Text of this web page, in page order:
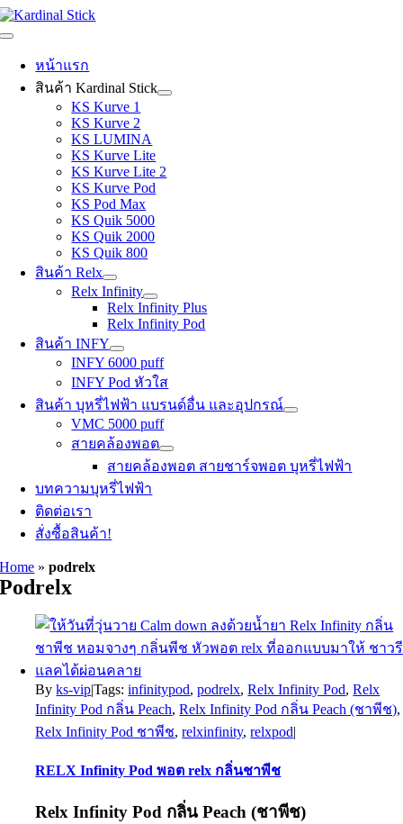
Skip
to
Toggle
Navigation
หน้าแรก
สินค้า Kardinal Stick
KS Kurve 1
KS Kurve 2
KS LUMINA
KS Kurve Lite
KS Kurve Lite 2
KS Kurve Pod
KS Pod Max
KS Quik 5000
KS Quik 2000
KS Quik 800
สินค้า Relx
Relx Infinity
Relx Infinity Plus
Relx Infinity Pod
สินค้า INFY
INFY 6000 puff
INFY Pod หัวใส
สินค้า บุหรี่ไฟฟ้า แบรนด์อื่น และอุปกรณ์
VMC 5000 puff
สายคล้องพอต
สายคล้องพอต สายชาร์จพอต บุหรี่ไฟฟ้า
บทความบุหรี่ไฟฟ้า
ติดต่อเรา
สั่งซื้อสินค้า!
Home »podrelx
Podrelx
Byks-vip|Tags:infinitypod,podrelx,Relx Infinity Pod,Relx
Infinity Pod กลิ่น Peach,Relx Infinity Pod กลิ่น Peach (ชาพีช),
Relx Infinity Pod ชาพีช,relxinfinity,relxpod|
RELX Infinity Pod พอต relx กลิ่นชาพีช
Relx Infinity Pod กลิ่น Peach (ชาพีช)